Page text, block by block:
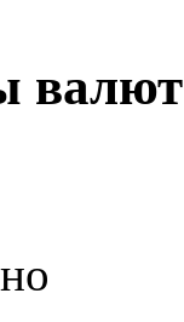
валют